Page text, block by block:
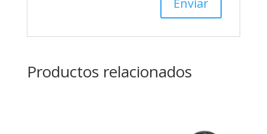
Productos relacionados